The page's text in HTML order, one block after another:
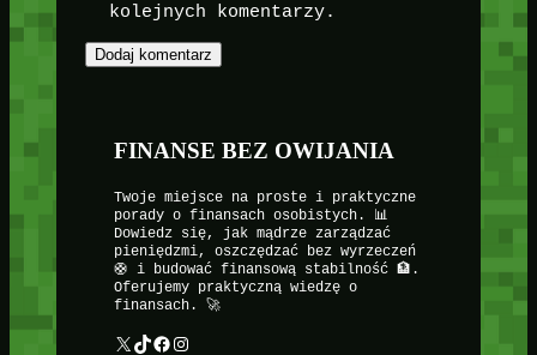
kolejnych komentarzy.
FINANSE BEZ OWIJANIA
Twoje miejsce na proste i praktyczne
porady o finansach osobistych. 📊
Dowiedz się, jak mądrze zarządzać
pieniędzmi, oszczędzać bez wyrzeczeń
🛟 i budować finansową stabilność 🏦.
Oferujemy praktyczną wiedzę o
finansach. 🚀
X TikTok Facebook Instagram